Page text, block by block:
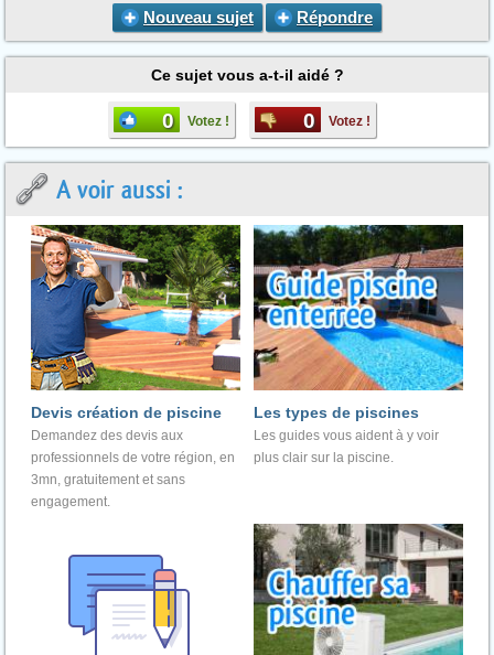
Nouveau sujet Répondre
Ce sujet vous a-t-il aidé ?
0 Votez ! 0 Votez !
A voir aussi :
Devis création de piscine
Demandez des devis aux
professionnels de votre région, en
3mn, gratuitement et sans
engagement.
Les types de piscines
Les guides vous aident à y voir
plus clair sur la piscine.